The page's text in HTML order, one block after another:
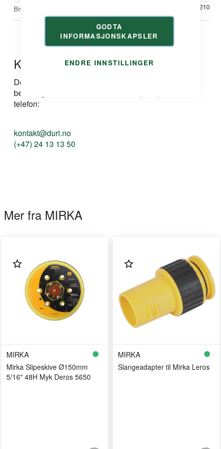
GODTA
INFORMASJONSKAPSLER
ENDRE INNSTILLINGER
Bredde mm 210
Kontakt oss
Dersom du har spørsmål om produkt, løsning eller
bestilling kan du ta kontakt med oss på e-post eller
telefon:
kontakt@duri.no
(+47) 24 13 13 50
Mer fra MIRKA
MIRKA
Mirka Slipeskive Ø150mm
5/16" 48H Myk Deros 5650
MIRKA
Slangeadapter til Mirka Leros